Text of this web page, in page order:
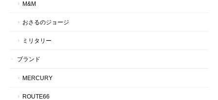
M&M
おさるのジョージ
ミリタリー
ブランド
MERCURY
ROUTE66